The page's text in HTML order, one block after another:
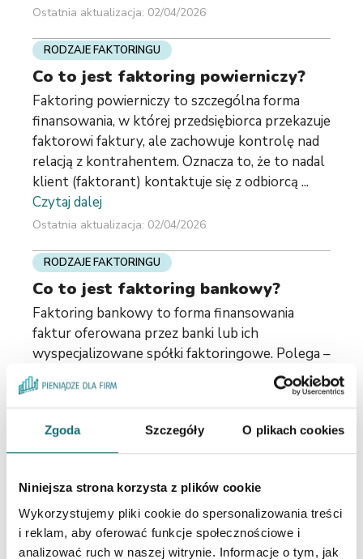
Zgoda Szczegóły O plikach cookies
Niniejsza strona korzysta z plików cookie
Wykorzystujemy pliki cookie do spersonalizowania treści
i reklam, aby oferować funkcje społecznościowe i
analizować ruch w naszej witrynie. Informacje o tym, jak
Ostatnia aktualizacja: 02/04/2026
RODZAJE FAKTORINGU
Co to jest faktoring powierniczy?
Faktoring powierniczy to szczególna forma
finansowania, w której przedsiębiorca przekazuje
faktorowi faktury, ale zachowuje kontrolę nad
relacją z kontrahentem. Oznacza to, że to nadal
klient (faktorant) kontaktuje się z odbiorcą ...
Czytaj dalej
Ostatnia aktualizacja: 02/04/2026
RODZAJE FAKTORINGU
Co to jest faktoring bankowy?
Faktoring bankowy to forma finansowania
faktur oferowana przez banki lub ich
wyspecjalizowane spółki faktoringowe. Polega –
podobnie jak klasyczny faktoring – na
przyspieszeniu płatności za wystawione faktury,
jednak jest zazwyczaj ...Czytaj dalej
Ostatnia aktualizacja: 02/04/2026
Jak wybrać dobrą firmę
faktoringową?
Wybór dobrej firmy faktoringowej powinien